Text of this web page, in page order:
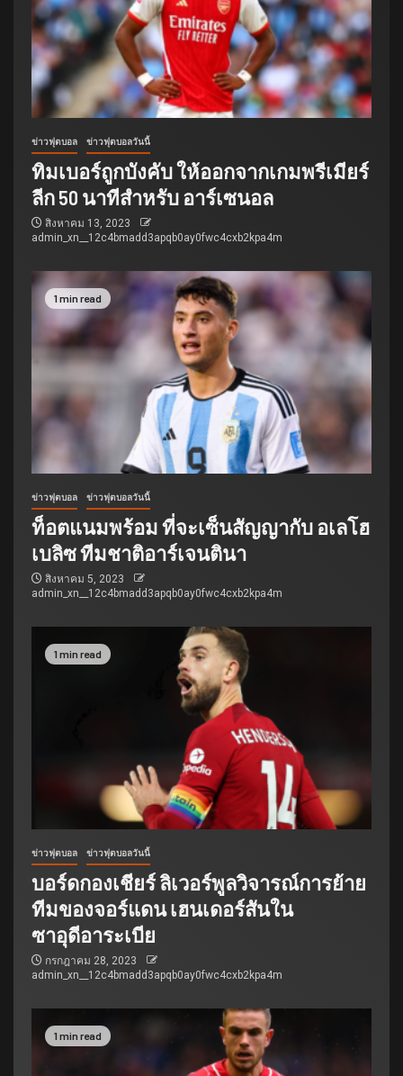
ข่าวฟุตบอล ข่าวฟุตบอลวันนี้
ทิมเบอร์ถูกบังคับ ให้ออกจากเกมพรีเมียร์
ลีก 50 นาทีสำหรับ อาร์เซนอล
สิงหาคม 13, 2023
admin_xn__12c4bmadd3apqb0ay0fwc4cxb2kpa4m
1 min read
ข่าวฟุตบอล ข่าวฟุตบอลวันนี้
ท็อตแนมพร้อม ที่จะเซ็นสัญญากับ อเลโฮ
เบลิซ ทีมชาติอาร์เจนตินา
สิงหาคม 5, 2023
admin_xn__12c4bmadd3apqb0ay0fwc4cxb2kpa4m
1 min read
ข่าวฟุตบอล ข่าวฟุตบอลวันนี้
บอร์ดกองเชียร์ ลิเวอร์พูลวิจารณ์การย้าย
ทีมของจอร์แดน เฮนเดอร์สันใน
ซาอุดีอาระเบีย
กรกฎาคม 28, 2023
admin_xn__12c4bmadd3apqb0ay0fwc4cxb2kpa4m
1 min read